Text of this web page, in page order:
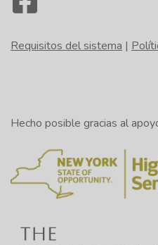
Requisitos del sistema |
Hecho posible gracias al